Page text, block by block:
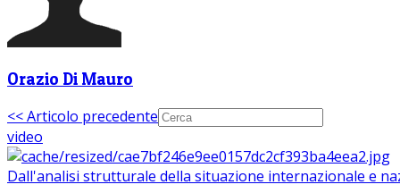
Orazio Di Mauro
<< Articolo precedente
video
Dall'analisi strutturale della situazione internazionale e